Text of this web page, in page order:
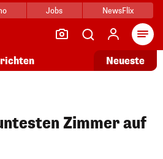
Jobs NewsFlix
Neueste
Zimmer auf